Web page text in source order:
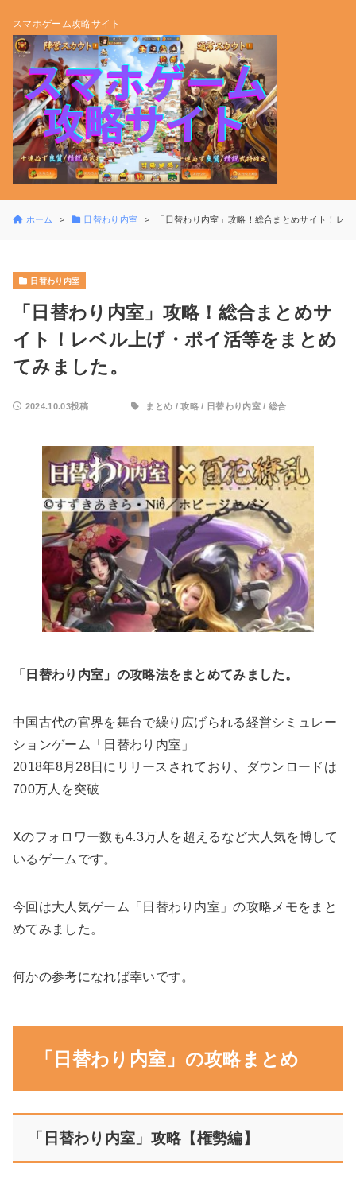
スマホゲーム攻略サイト
ホーム 日替わり内室 「日替わり内室」攻略！総合まとめサイト！レ
日替わり内室
「日替わり内室」攻略！総合まとめサ
イト！レベル上げ・ポイ活等をまとめ
てみました。
2024.10.03投稿 まとめ /攻略/ 日替わり内室/ 総合
「日替わり内室」の攻略法をまとめてみました。
中国古代の官界を舞台で繰り広げられる経営シミュレー
ションゲーム「日替わり内室」
2018年8月28日にリリースされており、ダウンロードは
700万人を突破
Xのフォロワー数も4.3万人を超えるなど大人気を博して
いるゲームです。
今回は大人気ゲーム「日替わり内室」の攻略メモをまと
めてみました。
何かの参考になれば幸いです。
「日替わり内室」の攻略まとめ
「日替わり内室」攻略【権勢編】